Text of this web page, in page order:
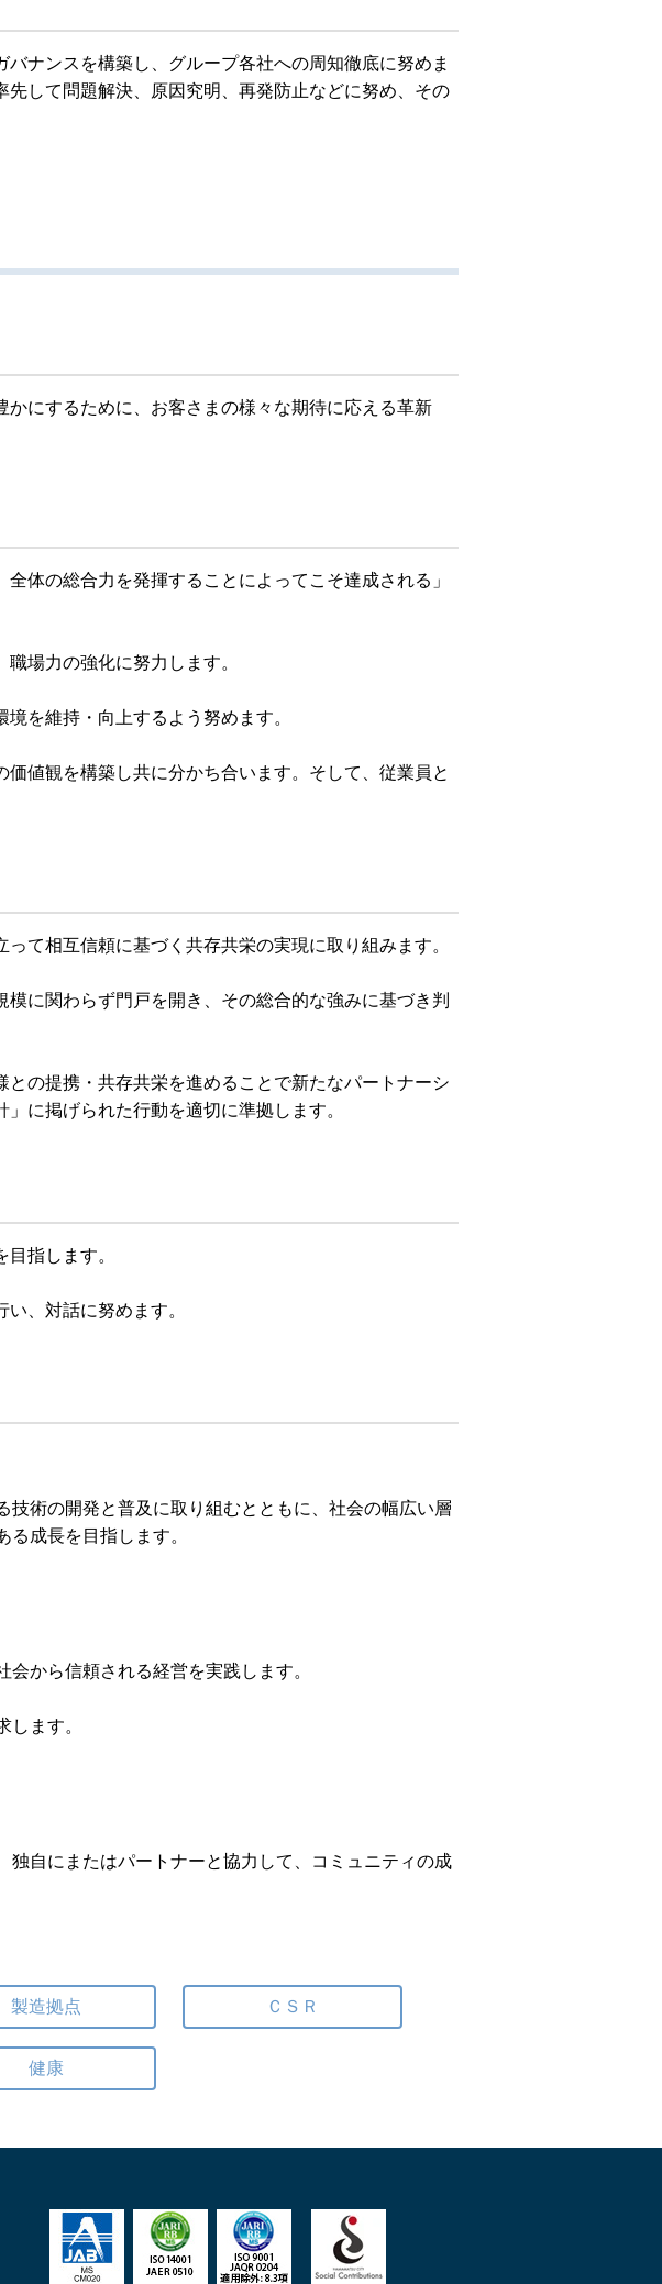
ナンスを構築し、グループ各社への周知徹底に努めま
して問題解決、原因究明、再発防止などに努め、その
にするために、お客さまの様々な期待に応える革新
体の総合力を発揮することによってこそ達成される」
場力の強化に努力します。
を維持・向上するよう努めます。
値観を構築し共に分かち合います。そして、従業員と
て相互信頼に基づく共存共栄の実現に取り組みます。
に関わらず門戸を開き、その総合的な強みに基づき判
の提携・共存共栄を進めることで新たなパートナーシ
に掲げられた行動を適切に準拠します。
指します。
、対話に努めます。
術の開発と普及に取り組むとともに、社会の幅広い層
成長を目指します。
から信頼される経営を実践します。
ます。
自にまたはパートナーと協力して、コミュニティの成
製造拠点 ＣＳＲ
健康